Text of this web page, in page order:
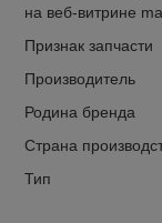
на веб-витрине
Признак запчасти
Производитель
Родина бренда
Страна
Тип